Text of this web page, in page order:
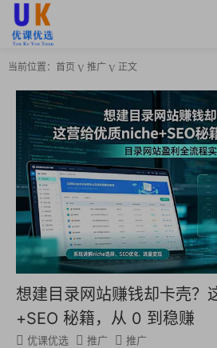
当前位置： 首页 推广 正文
想建目录网站赚钱却卡壳？
+SEO 秘籍，从 0 到稳赚
优课优选 推广 推广